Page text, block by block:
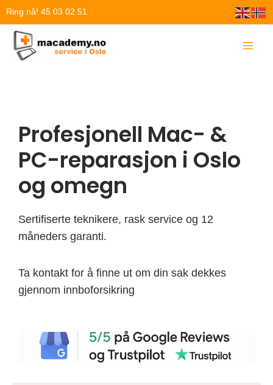
Hopp
innholdet
Ring nå! 45 03 02 51
Profesjonell Mac- &
PC-reparasjon i Oslo
og omegn
Sertifiserte teknikere, rask service og 12
måneders garanti.
Ta kontakt for å finne ut om din sak dekkes
gjennom innboforsikring